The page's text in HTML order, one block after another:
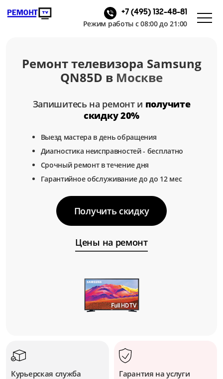
+7 (495) 132-48-81
Режим работы с 08:00 до 21:00
Ремонт телевизора Samsung
QN85D в Москве
Запишитесь на ремонт и получите
скидку 20%
Выезд мастера в день обращения
Диагностика неисправностей - бесплатно
Срочный ремонт в течение дня
Гарантийное обслуживание до до 12 мес
Получить скидку
Цены на ремонт
Курьерская служба Гарантия на услуги